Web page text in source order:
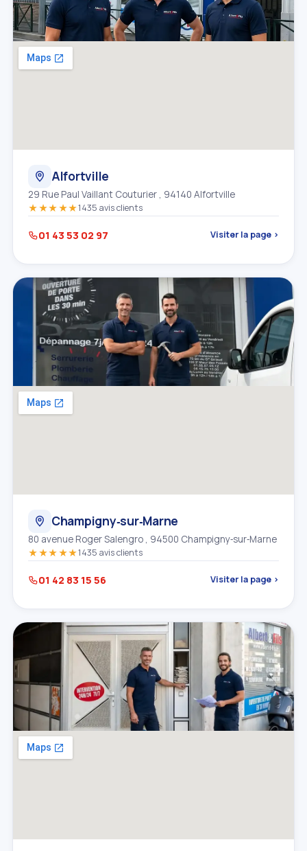
Alfortville
29 Rue Paul Vaillant Couturier , 94140 Alfortville
★★★★★1435 avis clients
01 43 53 02 97 Visiter la page ›
Champigny‑sur‑Marne
80 avenue Roger Salengro , 94500 Champigny‑sur‑Marne
★★★★★1435 avis clients
01 42 83 15 56 Visiter la page ›